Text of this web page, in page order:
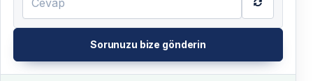
Sorunuzu bize gönderin